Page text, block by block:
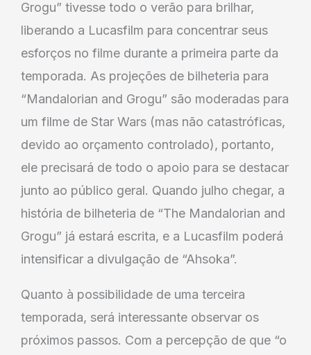
Grogu” tivesse todo o verão para brilhar,
liberando a Lucasfilm para concentrar seus
esforços no filme durante a primeira parte da
temporada. As projeções de bilheteria para
“Mandalorian and Grogu” são moderadas para
um filme de Star Wars (mas não catastróficas,
devido ao orçamento controlado), portanto,
ele precisará de todo o apoio para se destacar
junto ao público geral. Quando julho chegar, a
história de bilheteria de “The Mandalorian and
Grogu” já estará escrita, e a Lucasfilm poderá
intensificar a divulgação de “Ahsoka”.
Quanto à possibilidade de uma terceira
temporada, será interessante observar os
próximos passos. Com a percepção de que “o